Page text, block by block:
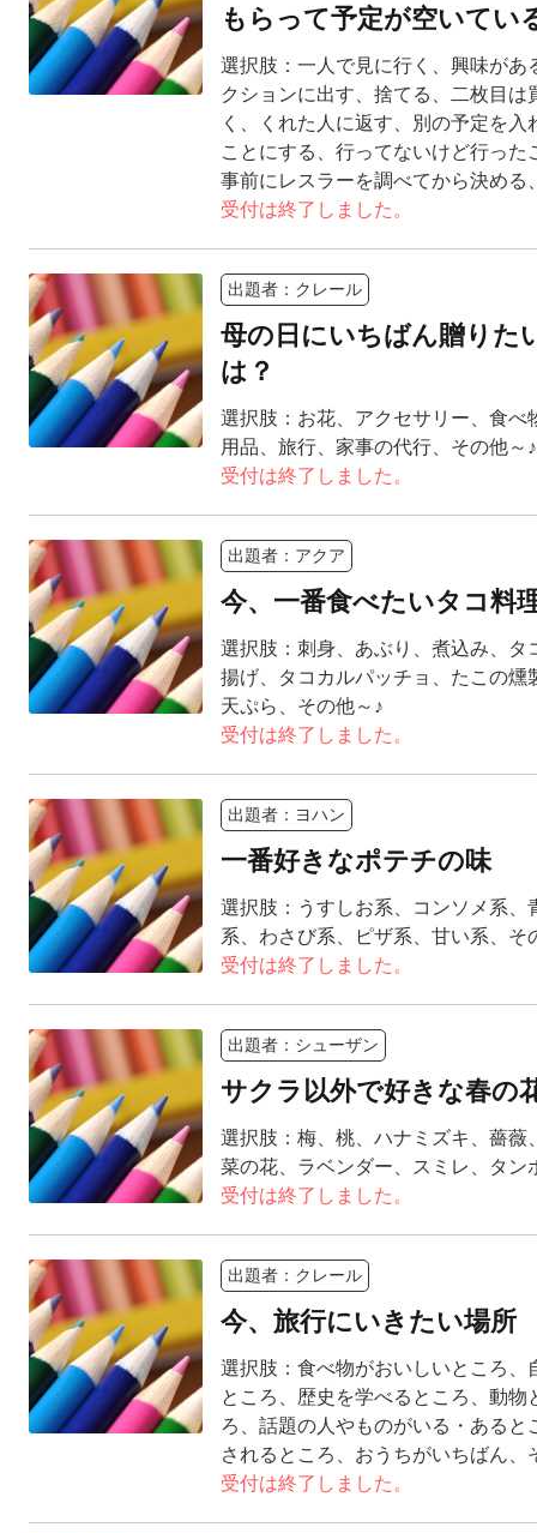
もらって予定が空いてい
選択肢：一人で見に行く、興味があ
クションに出す、捨てる、二枚目は
く、くれた人に返す、別の予定を入
ことにする、行ってないけど行った
事前にレスラーを調べてから決める
受付は終了しました。
出題者：クレール
母の日にいちばん贈りた
は？
選択肢：お花、アクセサリー、食べ
用品、旅行、家事の代行、その他～♪
受付は終了しました。
出題者：アクア
今、一番食べたいタコ料
選択肢：刺身、あぶり、煮込み、タ
揚げ、タコカルパッチョ、たこの燻
天ぷら、その他～♪
受付は終了しました。
出題者：ヨハン
一番好きなポテチの味
選択肢：うすしお系、コンソメ系、
系、わさび系、ピザ系、甘い系、そ
受付は終了しました。
出題者：シューザン
サクラ以外で好きな春の
選択肢：梅、桃、ハナミズキ、薔薇
菜の花、ラベンダー、スミレ、タン
受付は終了しました。
出題者：クレール
今、旅行にいきたい場所
選択肢：食べ物がおいしいところ、
ところ、歴史を学べるところ、動物
ろ、話題の人やものがいる・あると
されるところ、おうちがいちばん、
受付は終了しました。